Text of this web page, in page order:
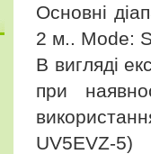
Основні
2 м.. Mode:
В вигляді
при
UV5EVZ-5)